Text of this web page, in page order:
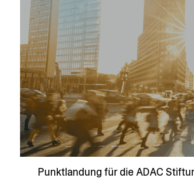
Punkt­landung für die ADAC